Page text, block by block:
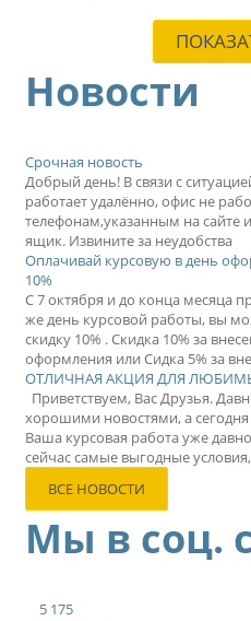
Новости
Срочная новость
Добрый день! В связи с
работает удалённо, офис не
телефонам,указанным на сайте
ящик. Извините за неудобства
Оплачивай курсовую в день
10%
С 7 октября и до конца месяца
же день курсовой работы, вы
скидку 10% . Скидка 10% за
оформления или Сидка 5% за
ОТЛИЧНАЯ АКЦИЯ ДЛЯ
Приветствуем, Вас Друзья.
хорошими новостями, а
Ваша курсовая работа уже
сейчас самые выгодные
ВСЕ НОВОСТИ
Мы в соц.
5 175